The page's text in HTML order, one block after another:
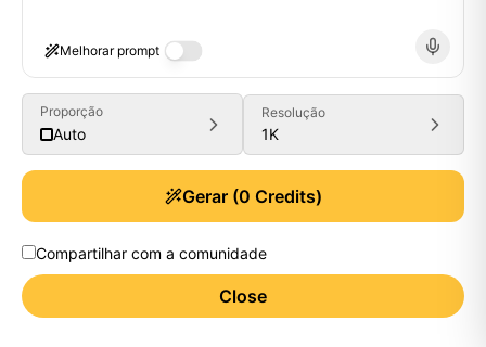
Melhorar prompt
Proporção
Auto
Resolução
1K
Gerar(0 Credits)
Compartilhar com a comunidade
Close
Generate